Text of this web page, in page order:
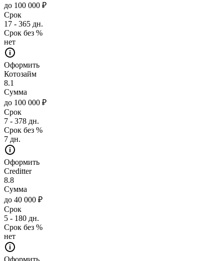
до 100 000 ₽
Срок
17 - 365 дн.
Срок без %
нет
Оформить
Котозайм
8.1
Сумма
до 100 000 ₽
Срок
7 - 378 дн.
Срок без %
7 дн.
Оформить
Creditter
8.8
Сумма
до 40 000 ₽
Срок
5 - 180 дн.
Срок без %
нет
Оформить